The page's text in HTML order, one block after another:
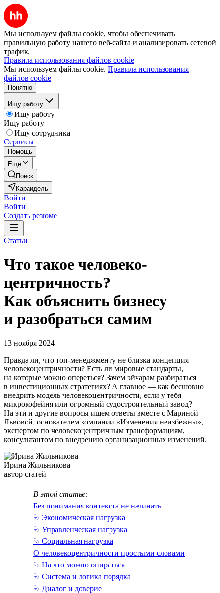
Мы используем файлы cookie, чтобы обеспечивать
правильную работу нашего веб-сайта и анализировать сетевой
трафик.
Правила использования файлов cookie
Мы используем файлы cookie. Правила использования
файлов cookie
Понятно
Ищу работу
Ищу работу
Ищу работу
Ищу сотрудника
Сервисы
Помощь
Ещё
Поиск
Караидель
Войти
Войти
Создать резюме
Статьи
Что такое человеко­
центричность?
Как объяснить бизнесу
и разобраться самим
13 ноября 2024
Правда ли, что топ-менеджменту не близка концепция
человекоцентричности? Есть ли мировые стандарты,
на которые можно опереться? Зачем эйчарам разбираться
в инвестиционных стратегиях? А главное — как бесшовно
внедрить модель человекоцентричности, если у тебя
микрокофейня или огромный судостроительный завод?
На эти и другие вопросы ищем ответы вместе с Мариной
Львовой, основателем компании «Изменения неизбежны»,
экспертом по человекоцентричным трансформациям,
консультантом по внедрению организационных изменений.
Ирина Жильникова
автор статей
В этой статье:
Без понимания контекста не начинать
⮱ Экономическая нагрузка
⮱ Управленческая нагрузка
⮱ Социальная нагрузка
О человекоцентричности простыми словами
⮱ На что можно опираться
⮱ Система и логика порядка
⮱ Диалог и доверие